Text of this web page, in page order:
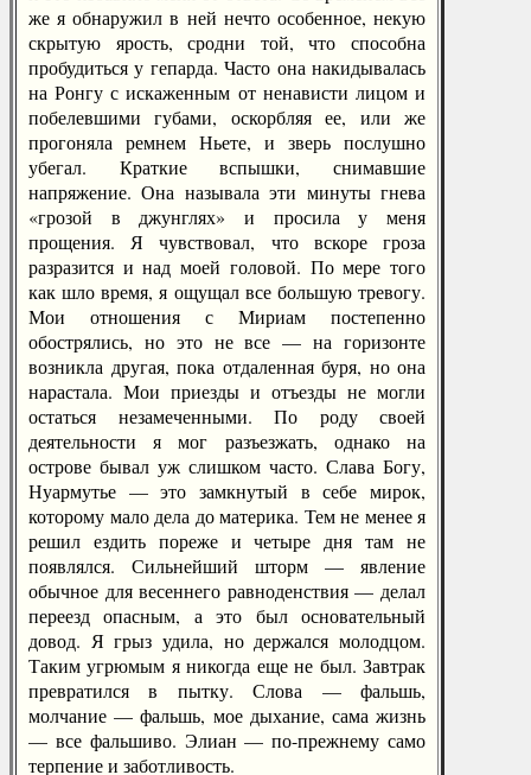
же я обнаружил в ней нечто особенное, некую
скрытую ярость, сродни той, что способна
пробудиться у гепарда. Часто она накидывалась
на Ронгу с искаженным от ненависти лицом и
побелевшими губами, оскорбляя ее, или же
прогоняла ремнем Ньете, и зверь послушно
убегал. Краткие вспышки, снимавшие
напряжение. Она называла эти минуты гнева
«грозой в джунглях» и просила у меня
прощения. Я чувствовал, что вскоре гроза
разразится и над моей головой. По мере того
как шло время, я ощущал все большую тревогу.
Мои отношения с Мириам постепенно
обострялись, но это не все — на горизонте
возникла другая, пока отдаленная буря, но она
нарастала. Мои приезды и отъезды не могли
остаться незамеченными. По роду своей
деятельности я мог разъезжать, однако на
острове бывал уж слишком часто. Слава Богу,
Нуармутье — это замкнутый в себе мирок,
которому мало дела до материка. Тем не менее я
решил ездить пореже и четыре дня там не
появлялся. Сильнейший шторм — явление
обычное для весеннего равноденствия — делал
переезд опасным, а это был основательный
довод. Я грыз удила, но держался молодцом.
Таким угрюмым я никогда еще не был. Завтрак
превратился в пытку. Слова — фальшь,
молчание — фальшь, мое дыхание, сама жизнь
— все фальшиво. Элиан — по-прежнему само
терпение и заботливость.